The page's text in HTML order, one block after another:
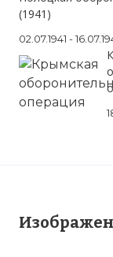
(1941)
02.07.1941 -